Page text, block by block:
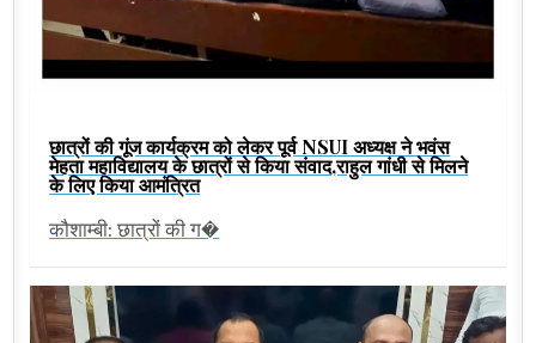
छात्रों की गूंज कार्यक्रम को लेकर पूर्व NSUI अध्यक्ष ने भवंस
मेहता महाविद्यालय के छात्रों से किया संवाद,राहुल गांधी से मिलने
के लिए किया आमंत्रित
कौशाम्बी: छात्रों की ग�